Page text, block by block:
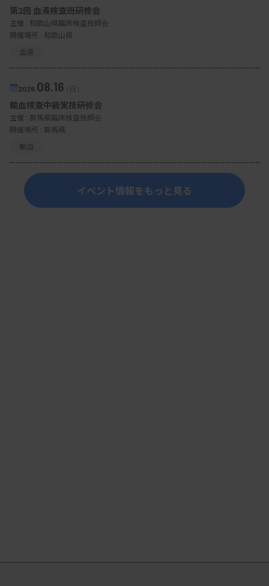
第2回 血液検査班研修会
主催 : 和歌山県臨床検査技師会
開催場所 : 和歌山県
血液
2026. 08.16（日）
輸血検査中級実技研修会
主催 : 群馬県臨床検査技師会
開催場所 : 群馬県
輸血
イベント情報をもっと見る